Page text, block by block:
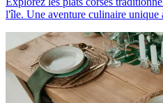
l'île. Une aventure culinaire unique